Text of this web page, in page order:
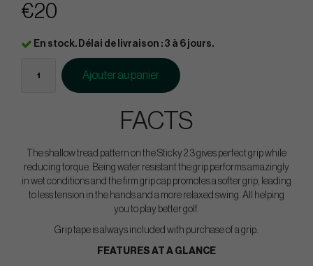
€20
En stock. Délai de livraison : 3 à 6 jours.
Ajouter au panier
FACTS
The shallow tread pattern on the Sticky 2.3 gives perfect grip while
reducing torque. Being water resistant the grip performs amazingly
in wet conditions and the firm grip cap promotes a softer grip, leading
to less tension in the hands and a more relaxed swing. All helping
you to play better golf.
Grip tape is always included with purchase of a grip.
FEATURES AT A GLANCE